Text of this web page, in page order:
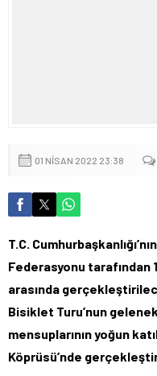
01 NISAN 2022 23:38
T.C.
Federasyonu tarafından
arasında
Bisiklet Turu’nun
mensuplarının yoğun
Köprüsü’nde